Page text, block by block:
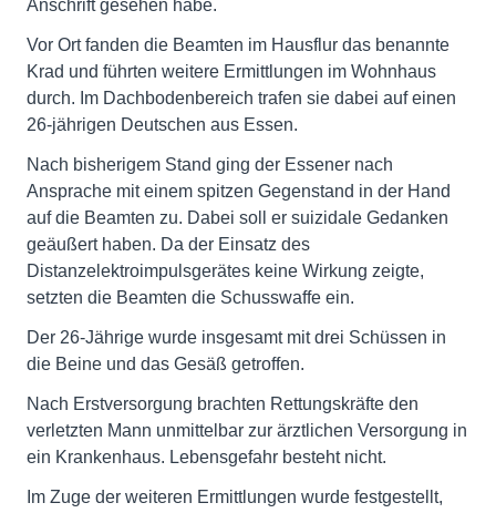
Anschrift gesehen habe.
Vor Ort fanden die Beamten im Hausflur das benannte
Krad und führten weitere Ermittlungen im Wohnhaus
durch. Im Dachbodenbereich trafen sie dabei auf einen
26-jährigen Deutschen aus Essen.
Nach bisherigem Stand ging der Essener nach
Ansprache mit einem spitzen Gegenstand in der Hand
auf die Beamten zu. Dabei soll er suizidale Gedanken
geäußert haben. Da der Einsatz des
Distanzelektroimpulsgerätes keine Wirkung zeigte,
setzten die Beamten die Schusswaffe ein.
Der 26-Jährige wurde insgesamt mit drei Schüssen in
die Beine und das Gesäß getroffen.
Nach Erstversorgung brachten Rettungskräfte den
verletzten Mann unmittelbar zur ärztlichen Versorgung in
ein Krankenhaus. Lebensgefahr besteht nicht.
Im Zuge der weiteren Ermittlungen wurde festgestellt,